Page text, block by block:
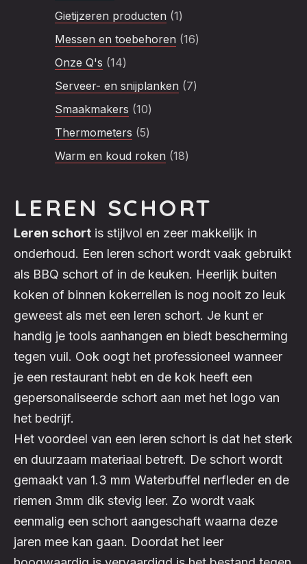
product
Gietijzeren producten 11
product
Messen en toebehoren 1616
Onze Q's 1414
producten
Serveer- en snijplanken 77
Smaakmakers 1010
producten
Thermometers 55
producten
Warm en koud roken 1818
LEREN SCHORT
Leren schort is stijlvol en zeer makkelijk in
onderhoud. Een leren schort wordt vaak gebruikt
als BBQ schort of in de keuken. Heerlijk buiten
koken of binnen kokerrellen is nog nooit zo leuk
geweest als met een leren schort. Je kunt er
handig je tools aanhangen en biedt bescherming
tegen vuil. Ook oogt het professioneel wanneer
je een restaurant hebt en de kok heeft een
gepersonaliseerde schort aan met het logo van
het bedrijf.
Het voordeel van een leren schort is dat het sterk
en duurzaam materiaal betreft. De schort wordt
gemaakt van 1.3 mm Waterbuffel nerfleder en de
riemen 3mm dik stevig leer. Zo wordt vaak
eenmalig een schort aangeschaft waarna deze
jaren mee kan gaan. Doordat het leer